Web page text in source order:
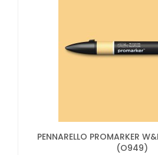
PENNARELLO PROMARKER
(O949)